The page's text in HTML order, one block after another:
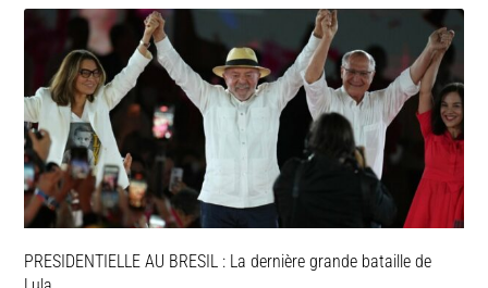
PRESIDENTIELLE AU BRESIL : La dernière grande bataille de